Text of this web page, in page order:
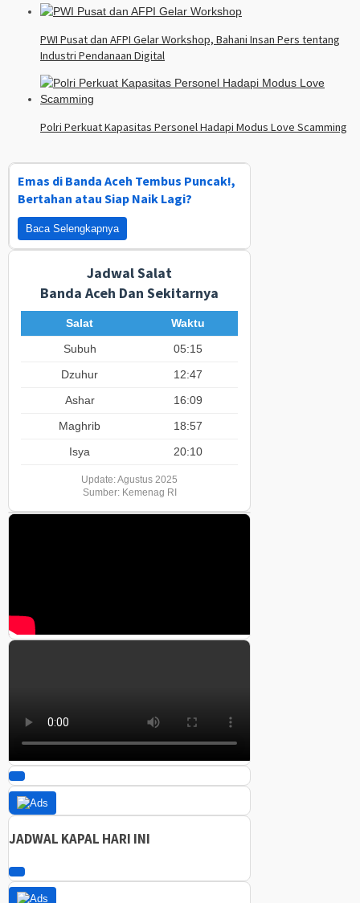
PWI Pusat dan AFPI Gelar Workshop, Bahani Insan Pers tentang
Industri Pendanaan Digital
Polri Perkuat Kapasitas Personel Hadapi Modus Love Scamming
Emas di Banda Aceh Tembus Puncak!,
Bertahan atau Siap Naik Lagi?
Baca Selengkapnya
Jadwal Salat
Banda Aceh Dan Sekitarnya
Salat
Waktu
Subuh
05:15
Dzuhur
12:47
Ashar
16:09
Maghrib
18:57
Isya
20:10
Update: Agustus 2025
Sumber: Kemenag RI
JADWAL KAPAL HARI INI